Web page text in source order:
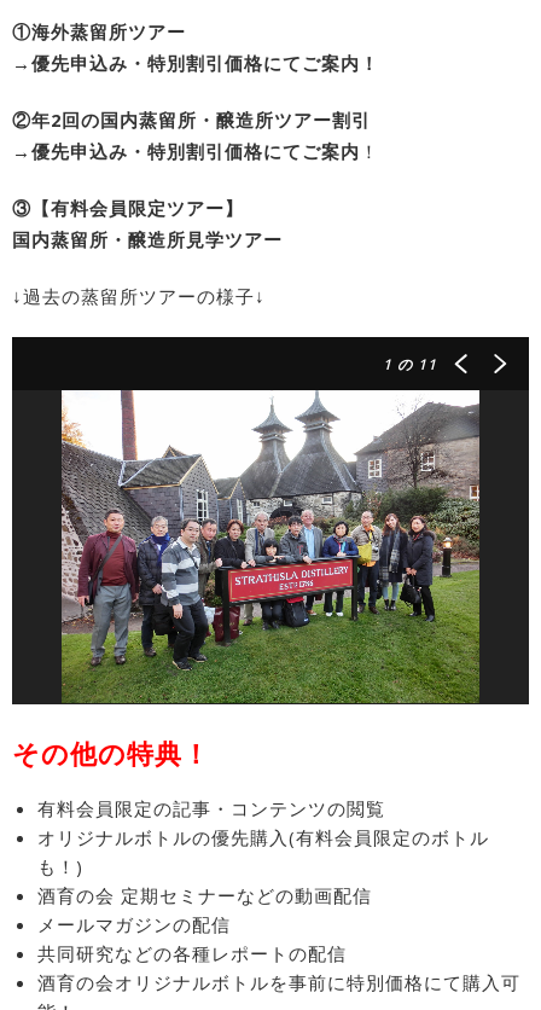
①海外蒸留所ツアー
→優先申込み・特別割引価格にてご案内！
②年2回の国内蒸留所・醸造所ツアー割引
→優先申込み・特別割引価格にてご案内 ！
③【有料会員限定ツアー】
国内蒸留所・醸造所見学ツアー
↓過去の蒸留所ツアーの様子↓
1 の 11
その他の特典！
有料会員限定の記事・コンテンツの閲覧
オリジナルボトルの優先購入(有料会員限定のボトル
も！)
酒育の会 定期セミナーなどの動画配信
メールマガジンの配信
共同研究などの各種レポートの配信
酒育の会オリジナルボトルを事前に特別価格にて購入可